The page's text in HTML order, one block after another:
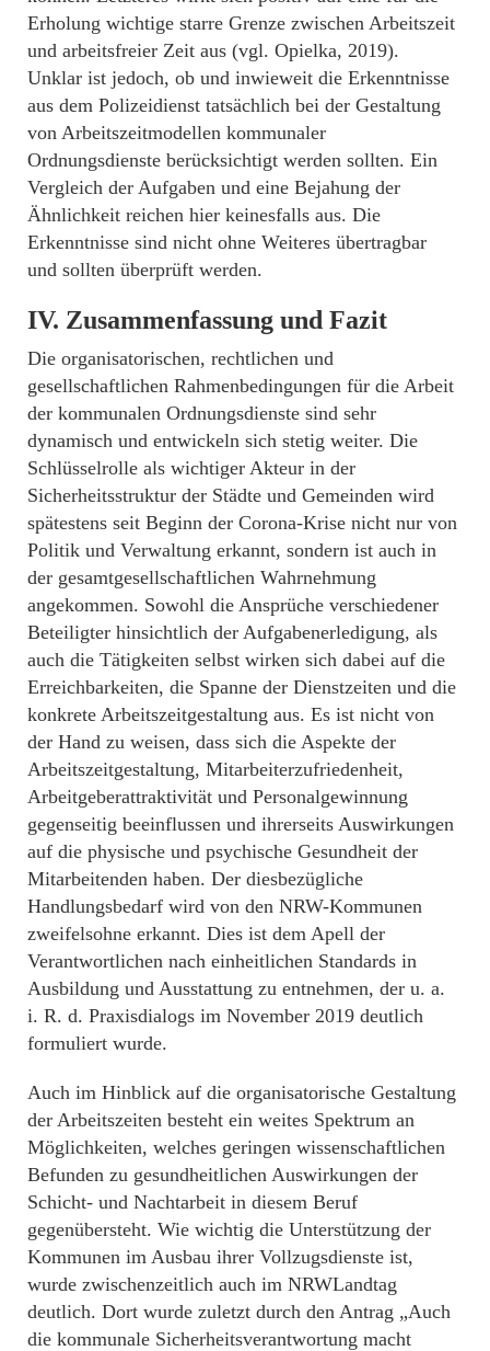
Erholung wichtige starre Grenze zwischen Arbeitszeit
und arbeitsfreier Zeit aus (vgl. Opielka, 2019).
Unklar ist jedoch, ob und inwieweit die Erkenntnisse
aus dem Polizeidienst tatsächlich bei der Gestaltung
von Arbeitszeitmodellen kommunaler
Ordnungsdienste berücksichtigt werden sollten. Ein
Vergleich der Aufgaben und eine Bejahung der
Ähnlichkeit reichen hier keinesfalls aus. Die
Erkenntnisse sind nicht ohne Weiteres übertragbar
und sollten überprüft werden.
IV. Zusammenfassung und Fazit
Die organisatorischen, rechtlichen und
gesellschaftlichen Rahmenbedingungen für die Arbeit
der kommunalen Ordnungsdienste sind sehr
dynamisch und entwickeln sich stetig weiter. Die
Schlüsselrolle als wichtiger Akteur in der
Sicherheitsstruktur der Städte und Gemeinden wird
spätestens seit Beginn der Corona-Krise nicht nur von
Politik und Verwaltung erkannt, sondern ist auch in
der gesamtgesellschaftlichen Wahrnehmung
angekommen. Sowohl die Ansprüche verschiedener
Beteiligter hinsichtlich der Aufgabenerledigung, als
auch die Tätigkeiten selbst wirken sich dabei auf die
Erreichbarkeiten, die Spanne der Dienstzeiten und die
konkrete Arbeitszeitgestaltung aus. Es ist nicht von
der Hand zu weisen, dass sich die Aspekte der
Arbeitszeitgestaltung, Mitarbeiterzufriedenheit,
Arbeitgeberattraktivität und Personalgewinnung
gegenseitig beeinflussen und ihrerseits Auswirkungen
auf die physische und psychische Gesundheit der
Mitarbeitenden haben. Der diesbezügliche
Handlungsbedarf wird von den NRW-Kommunen
zweifelsohne erkannt. Dies ist dem Apell der
Verantwortlichen nach einheitlichen Standards in
Ausbildung und Ausstattung zu entnehmen, der u. a.
i. R. d. Praxisdialogs im November 2019 deutlich
formuliert wurde.
Auch im Hinblick auf die organisatorische Gestaltung
der Arbeitszeiten besteht ein weites Spektrum an
Möglichkeiten, welches geringen wissenschaftlichen
Befunden zu gesundheitlichen Auswirkungen der
Schicht- und Nachtarbeit in diesem Beruf
gegenübersteht. Wie wichtig die Unterstützung der
Kommunen im Ausbau ihrer Vollzugsdienste ist,
wurde zwischenzeitlich auch im NRWLandtag
deutlich. Dort wurde zuletzt durch den Antrag „Auch
die kommunale Sicherheitsverantwortung macht